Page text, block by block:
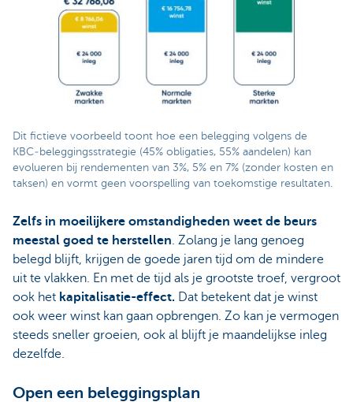
Dit fictieve voorbeeld toont hoe een belegging volgens de
KBC‑beleggingsstrategie (45% obligaties, 55% aandelen) kan
evolueren bij rendementen van 3%, 5% en 7% (zonder kosten en
taksen) en vormt geen voorspelling van toekomstige resultaten.
Zelfs in moeilijkere omstandigheden weet de beurs
meestal goed te herstellen. Zolang je lang genoeg
belegd blijft, krijgen de goede jaren tijd om de mindere
uit te vlakken. En met de tijd als je grootste troef, vergroot
ook het kapitalisatie-effect. Dat betekent dat je winst
ook weer winst kan gaan opbrengen. Zo kan je vermogen
steeds sneller groeien, ook al blijft je maandelijkse inleg
dezelfde.
Open een beleggingsplan